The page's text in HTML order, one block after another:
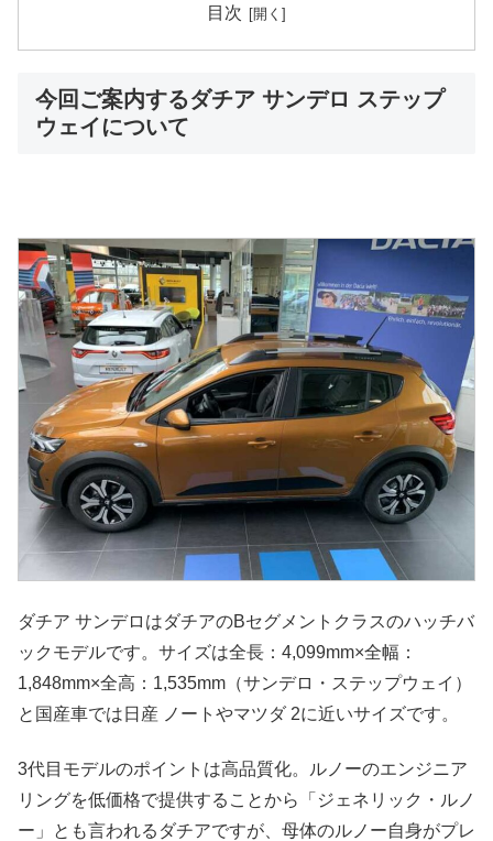
目次
今回ご案内するダチア サンデロ ステップ
ウェイについて
ダチア サンデロはダチアのBセグメントクラスのハッチバ
ックモデルです。サイズは全長：4,099mm×全幅：
1,848mm×全高：1,535mm（サンデロ・ステップウェイ）
と国産車では日産 ノートやマツダ 2に近いサイズです。
3代目モデルのポイントは高品質化。ルノーのエンジニア
リングを低価格で提供することから「ジェネリック・ルノ
ー」とも言われるダチアですが、母体のルノー自身がプレ